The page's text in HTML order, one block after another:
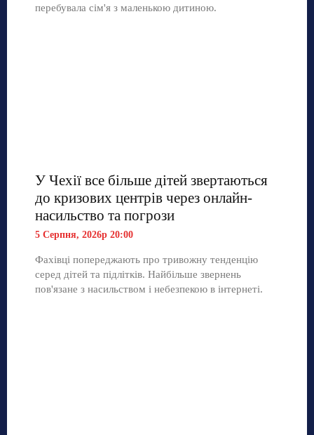
перебувала сім'я з маленькою дитиною.
У Чехії все більше дітей звертаються
до кризових центрів через онлайн-
насильство та погрози
5 Серпня, 2026р 20:00
Фахівці попереджають про тривожну тенденцію
серед дітей та підлітків. Найбільше звернень
пов'язане з насильством і небезпекою в інтернеті.